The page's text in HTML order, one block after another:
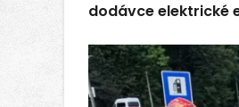
dodávce elektrické